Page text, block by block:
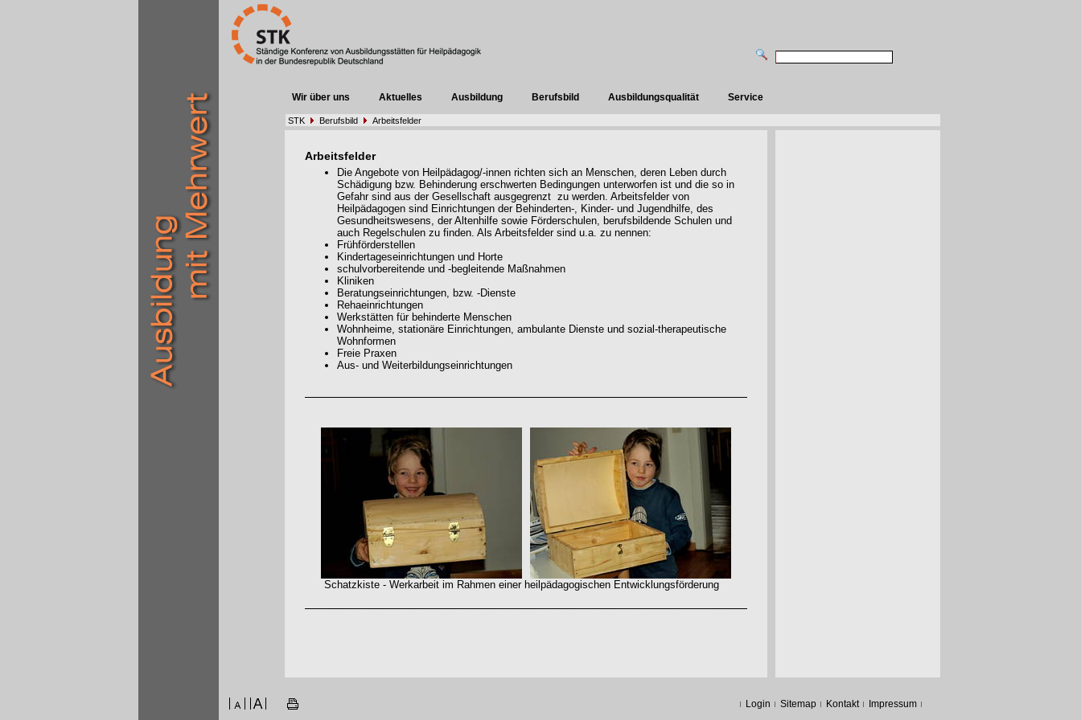
Wir über uns Aktuelles Ausbildung Berufsbild Ausbildungsqualität Service
STK Berufsbild Arbeitsfelder
Arbeitsfelder
Die Angebote von Heilpädagog/-innen richten sich an Menschen, deren Leben durch
Schädigung bzw. Behinderung erschwerten Bedingungen unterworfen ist und die so in
Gefahr sind aus der Gesellschaft ausgegrenzt zu werden. Arbeitsfelder von
Heilpädagogen sind Einrichtungen der Behinderten-, Kinder- und Jugendhilfe, des
Gesundheitswesens, der Altenhilfe sowie Förderschulen, berufsbildende Schulen und
auch Regelschulen zu finden. Als Arbeitsfelder sind u.a. zu nennen:
Frühförderstellen
Kindertageseinrichtungen und Horte
schulvorbereitende und -begleitende Maßnahmen
Kliniken
Beratungseinrichtungen, bzw. -Dienste
Rehaeinrichtungen
Werkstätten für behinderte Menschen
Wohnheime, stationäre Einrichtungen, ambulante Dienste und sozial-therapeutische
Wohnformen
Freie Praxen
Aus- und Weiterbildungseinrichtungen
Schatzkiste - Werkarbeit im Rahmen einer heilpädagogischen Entwicklungsförderung
Login Sitemap Kontakt Impressum